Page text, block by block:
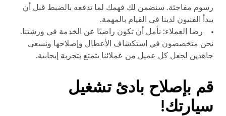
رسوم مفاجئة. سنضمن لك فهمك لما تدفعه بالضبط قبل أن
يبدأ الفنيون لدينا في القيام بالمهمة.
رضا العملاء: نأمل أن تكون راضيًا عن الخدمة في ورشتنا.
نحن متخصصون في استكشاف الأعطال وإصلاحها ونسعى
جاهدين لجعل كل عميل من عملائنا يتمتع بتجربة إيجابية.
قم بإصلاح بادئ تشغيل
سيارتك!